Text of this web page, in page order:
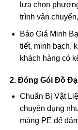
lựa chọn
trình vận
Báo Giá Minh
tiết, minh bạch,
khách hàng có
2. Đóng Gói Đồ
Chuẩn Bị Vật
chuyên dụng
màng PE để